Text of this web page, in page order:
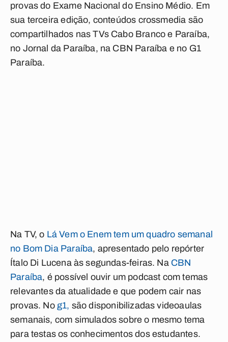
provas do Exame Nacional do Ensino Médio. Em
sua terceira edição, conteúdos crossmedia são
compartilhados nas TVs Cabo Branco e Paraíba,
no Jornal da Paraíba, na CBN Paraíba e no G1
Paraíba.
Na TV, o Lá Vem o Enem tem um quadro semanal
no Bom Dia Paraíba, apresentado pelo repórter
Ítalo Di Lucena às segundas-feiras. Na CBN
Paraíba, é possível ouvir um podcast com temas
relevantes da atualidade e que podem cair nas
provas. No g1, são disponibilizadas videoaulas
semanais, com simulados sobre o mesmo tema
para testas os conhecimentos dos estudantes.